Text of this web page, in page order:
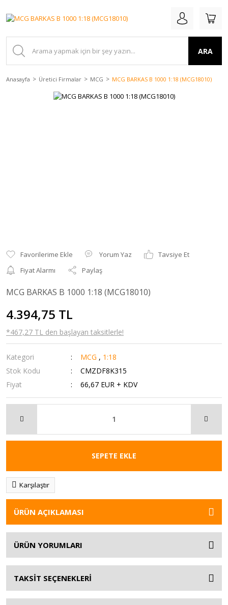
ARA
Anasayfa Üretici Firmalar MCG MCG BARKAS B 1000 1:18 (MCG18010)
Yorum Yaz
Tavsiye Et
Fiyat Alarmı
Paylaş
MCG BARKAS B 1000 1:18 (MCG18010)
4.394,75 TL
*467,27 TL den başlayan taksitlerle!
Kategori MCG , 1:18
Stok Kodu
CMZDF8K315
Fiyat
66,67 EUR + KDV
SEPETE EKLE
Karşılaştır
ÜRÜN AÇIKLAMASI
ÜRÜN YORUMLARI
TAKSİT SEÇENEKLERİ